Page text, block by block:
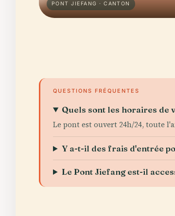
PONT JIEFANG · CANTON
QUESTIONS FRÉQUENTES
Quels sont les horaires de
Le pont est ouvert 24h/24, toute
Y a-t-il des frais d'entrée
Le Pont Jiefang est-il